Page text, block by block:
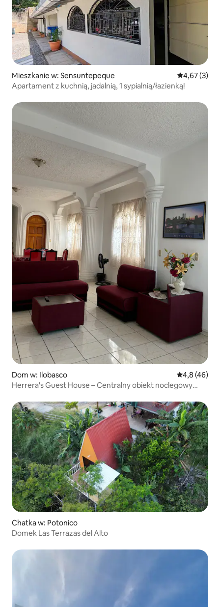
Mieszkanie w: Sensuntepeque Średnia
4,67 (3)
Apartament z kuchnią, jadalnią, 1 sypialnią/łazienką!
Dom w: Ilobasco Średnia
4,8 (46)
Herrera's Guest House – Centralny obiekt noclegowy
Chatka w: Potonico
Domek Las Terrazas del Alto